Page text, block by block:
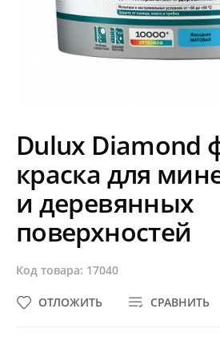
Dulux Diamond
краска для
и деревянных
поверхностей
Код товара: 17040
СРАВНИТЬ
ОТЛОЖИТЬ